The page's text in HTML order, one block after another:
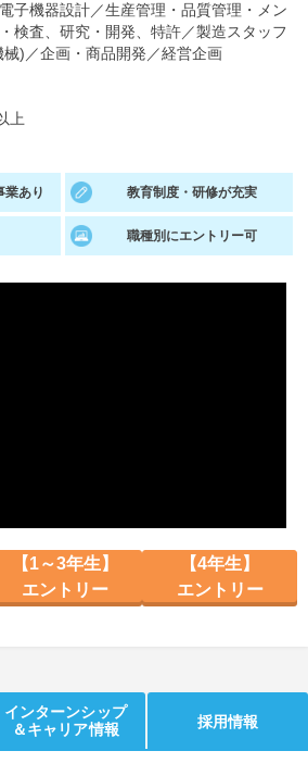
ポート
就活チャンネル
子機器設計／生産管理・品質管理・メン
検査、研究・開発、特許／製造スタッフ
械) ／企画・商品開発 ／経営企画
上
業あり 教育制度・研修が充実
職種別にエントリー可
【1～3年生】
エントリー
【4年生】
エントリー
インターンシップ
＆キャリア情報
採用情報